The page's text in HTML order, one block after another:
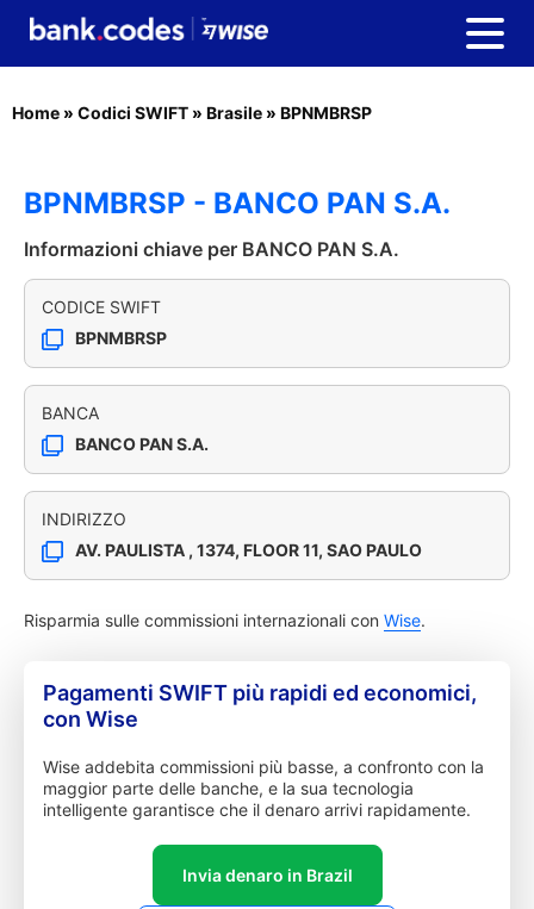
Home » Codici SWIFT » Brasile » BPNMBRSP
BPNMBRSP - BANCO PAN S.A.
Informazioni chiave per BANCO PAN S.A.
CODICE SWIFT
BPNMBRSP
BANCA
BANCO PAN S.A.
INDIRIZZO
AV. PAULISTA , 1374, FLOOR 11, SAO PAULO
Risparmia sulle commissioni internazionali con Wise.
Pagamenti SWIFT più rapidi ed economici,
con Wise
Wise addebita commissioni più basse, a confronto con la
maggior parte delle banche, e la sua tecnologia
intelligente garantisce che il denaro arrivi rapidamente.
Invia denaro in Brazil